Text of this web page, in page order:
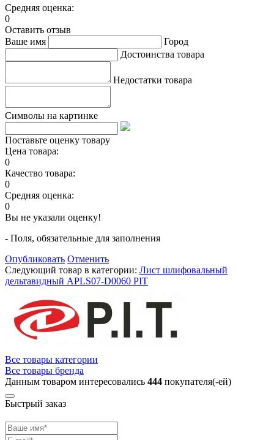
Средняя оценка:
0
Оставить отзыв
Ваше имя
Город
Достоинства товара
Недостатки товара
Символы на картинке
Поставьте оценку товару
Цена товара:
0
Качество товара:
0
Средняя оценка:
0
Вы не указали оценку!
- Поля, обязательные для заполнения
Опубликовать Отменить
Следующий товар в категории: Лист шлифовальный
дельтавидный APLS07-D0060 PIT
Все товары категории
Все товары бренда
Данным товаром интересовались 444 покупателя(-ей)
Быстрый заказ